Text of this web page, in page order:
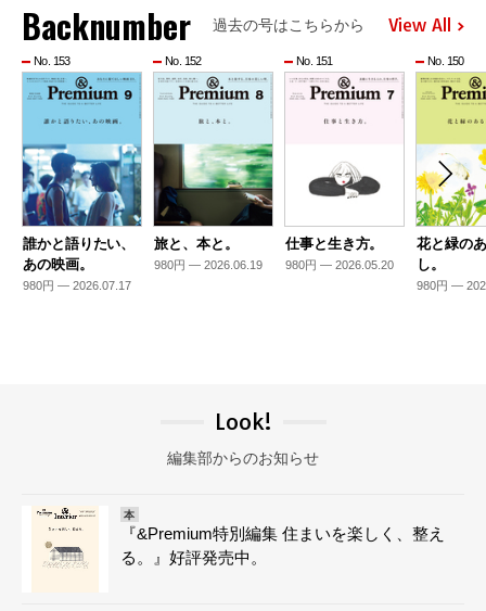
Backnumber 過去の号はこちらから View All
No. 153
誰かと語りたい、
あの映画。
980円 — 2026.07.17
No. 152
旅と、本と。
980円 — 2026.06.19
No. 151
仕事と生き方。
980円 — 2026.05.20
No. 150
花と緑の
し。
980円 —
Look!
編集部からのお知らせ
本
『&Premium特別編集 住まいを楽しく、整え
る。』好評発売中。